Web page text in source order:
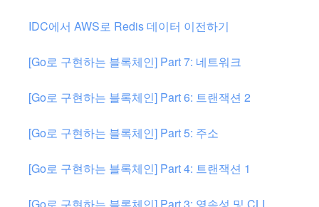
IDC에서 AWS로 Redis 데이터 이전하기
[Go로 구현하는 블록체인] Part 7: 네트워크
[Go로 구현하는 블록체인] Part 6: 트랜잭션 2
[Go로 구현하는 블록체인] Part 5: 주소
[Go로 구현하는 블록체인] Part 4: 트랜잭션 1